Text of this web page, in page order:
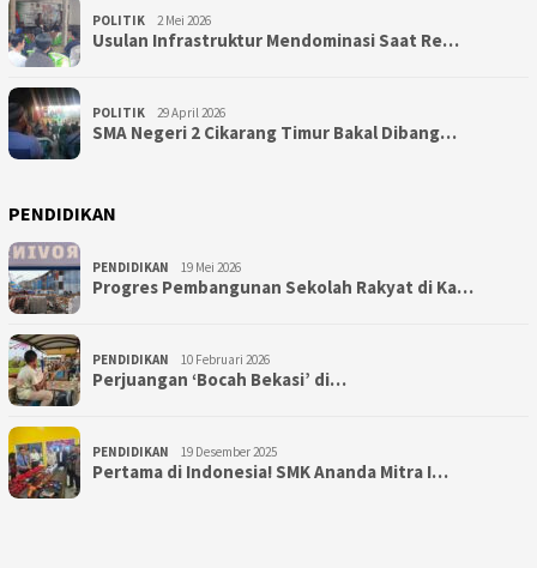
POLITIK 2 Mei 2026
Usulan Infrastruktur Mendominasi Saat Re…
POLITIK 29 April 2026
SMA Negeri 2 Cikarang Timur Bakal Dibang…
PENDIDIKAN
PENDIDIKAN 19 Mei 2026
Progres Pembangunan Sekolah Rakyat di Ka…
PENDIDIKAN 10 Februari 2026
Perjuangan ‘Bocah Bekasi’ di…
PENDIDIKAN 19 Desember 2025
Pertama di Indonesia! SMK Ananda Mitra I…